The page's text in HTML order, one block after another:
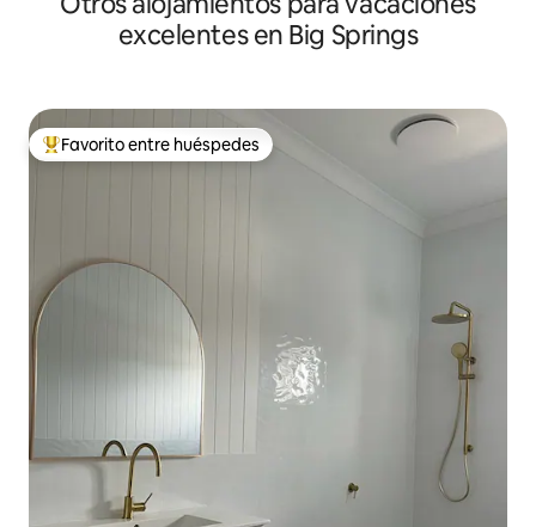
excelentes en Big Springs
Favorito entre huéspedes preferido
Favorito entre huéspedes